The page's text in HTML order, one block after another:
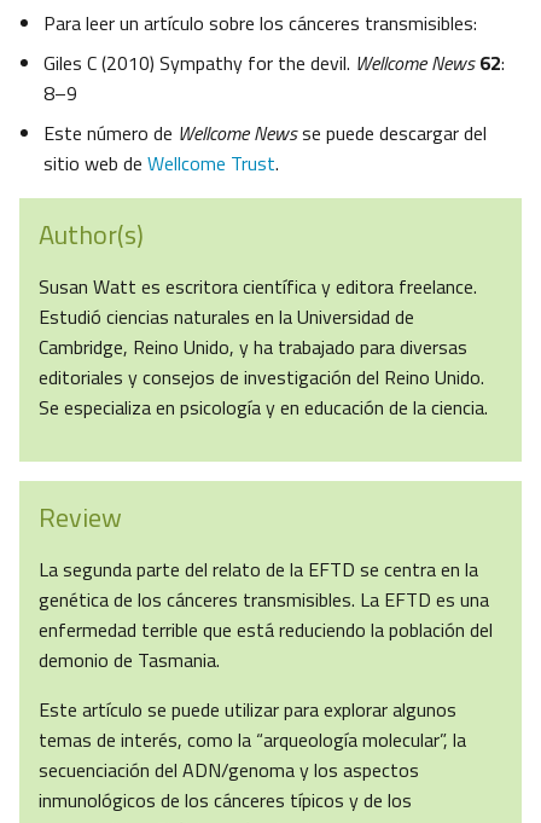
Para leer un artículo sobre los cánceres transmisibles:
Giles C (2010) Sympathy for the devil. Wellcome News 62:
8–9
Este número de Wellcome Newsse puede descargar del
sitio web de Wellcome Trust.
Author(s)
Susan Watt es escritora científica y editora freelance.
Estudió ciencias naturales en la Universidad de
Cambridge, Reino Unido, y ha trabajado para diversas
editoriales y consejos de investigación del Reino Unido.
Se especializa en psicología y en educación de la ciencia.
Review
La segunda parte del relato de la EFTD se centra en la
genética de los cánceres transmisibles. La EFTD es una
enfermedad terrible que está reduciendo la población del
demonio de Tasmania.
Este artículo se puede utilizar para explorar algunos
temas de interés, como la “arqueología molecular”, la
secuenciación del ADN/genoma y los aspectos
inmunológicos de los cánceres típicos y de los